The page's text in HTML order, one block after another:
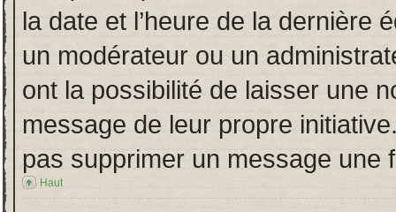
la date et l’heure de la dernière
un modérateur ou un
ont la possibilité de laisser une
message de leur propre
pas supprimer un message une
Haut